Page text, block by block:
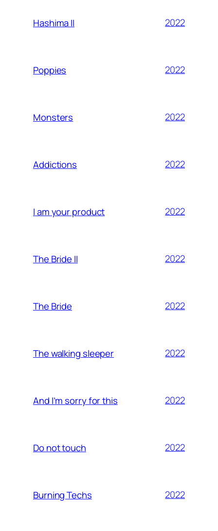
Hashima II 2022
Poppies 2022
Monsters 2022
Addictions 2022
I am your product 2022
The Bride II 2022
The Bride 2022
The walking sleeper 2022
And I’m sorry for this 2022
Do not touch 2022
Burning Techs 2022